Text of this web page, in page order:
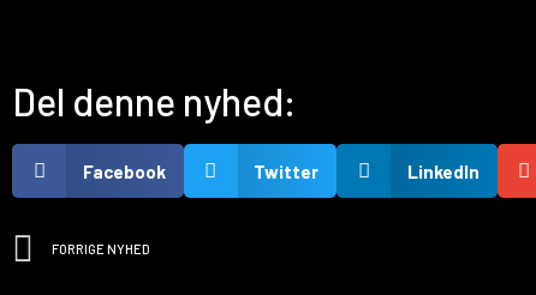
Del denne nyhed:
Facebook Twitter LinkedIn
FORRIGE NYHED